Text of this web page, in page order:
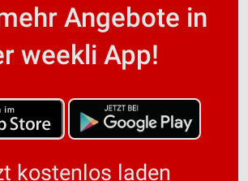
Angebote in
weekli App!
kostenlos laden